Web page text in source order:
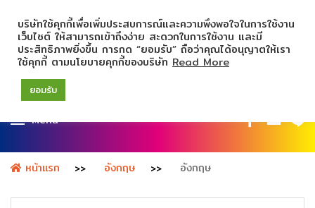
Menu
หน้าแรก อังกฤษ อังกฤษ
บริษัทใช้คุกกี้เพื่อเพิ่มประสบการณ์และความพึงพอใจในการใช้งาน
เว็บไซต์ ให้สามารถเข้าถึงง่าย สะดวกในการใช้งาน และมี
ประสิทธิภาพยิ่งขึ้น การกด “ยอมรับ” ถือว่าคุณได้อนุญาตให้เรา
ใช้คุกกี้ ตามนโยบายคุกกี้ของบริษัท Read More
ยอมรับ